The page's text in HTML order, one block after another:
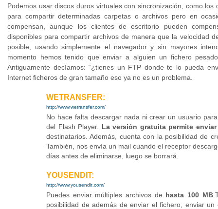
Podemos usar discos duros virtuales con sincronización, como
para compartir determinadas carpetas o archivos pero en
compensan, aunque los clientes de escritorio pueden
disponibles para compartir archivos de manera que la velocidad
posible, usando simplemente el navegador y sin mayores
momento hemos tenido que enviar a alguien un fichero
Antiguamente decíamos: “¿tienes un FTP donde te lo pueda
Internet ficheros de gran tamaño eso ya no es un problema.
WETRANSFER:
http://www.wetransfer.com/
No hace falta descargar nada ni crear un usuario
del Flash Player. La versión gratuita permite
destinatarios. Además, cuenta con la posibilidad de
También, nos envía un mail cuando el receptor
días antes de eliminarse, luego se borrará.
YOUSENDIT:
http://www.yousendit.com/
Puedes enviar múltiples archivos de hasta 100 MB
posibilidad de además de enviar el fichero, enviar